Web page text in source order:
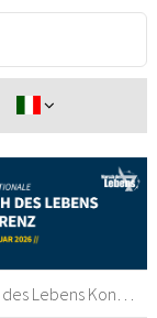
Konferenz, Tübingen